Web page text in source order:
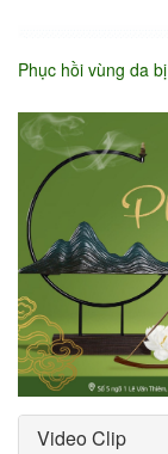
Video Clip